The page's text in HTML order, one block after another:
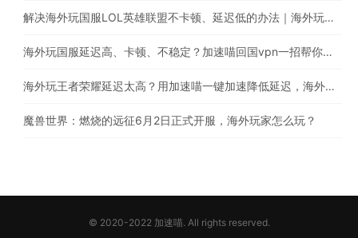
解决海外玩国服LOL英雄联盟不卡顿、延迟低的办法｜海外玩英雄联盟用什么加速器比较好?
海外玩国服延迟高、卡顿、不稳定？加速喵回国vpn一招帮你搞定
海外玩王者荣耀延迟太高？用加速喵一键加速降低延迟，海外也能畅玩国服游戏
魔兽世界：燃烧的远征6月2日正式开服，海外玩家怎么玩？
© 2020-2022 加速喵. All rights reserved.